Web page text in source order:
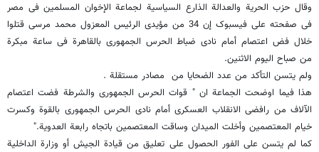
وقال حزب الحریة والعدالة الذارع السیاسیة لجماعة الإخوان المسلمین فی مصر
فی صفحته على فیسبوک إن 34 من مؤیدی الرئیس المعزول محمد مرسی قتلوا
خلال فض اعتصام أمام نادی ضباط الحرس الجمهوری بالقاهرة فی ساعة مبکرة
من صباح الیوم الاثنین.
ولم یتسن التأکد من عدد الضحایا من مصادر مستقلة .
هذا فیما اوضحت الجماعة ان " قوات الحرس الجمهوری والشرطة فضت اعتصام
الآلاف من رافضی الانقلاب العسکری أمام نادی الحرس الجمهوری بالقوة وکسرت
خیام المعتصمین وأخلت المیدان وساقت المعتصمین باتجاه رابعة العدویة."
کما لم یتسن على الفور الحصول على تعلیق من قیادة الجیش أو وزارة الداخلیة